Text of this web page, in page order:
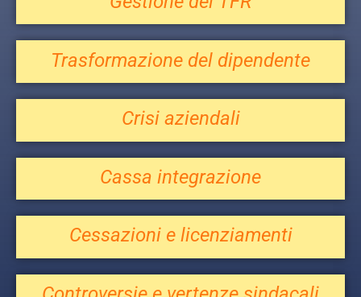
Trasformazione del dipendente
Crisi aziendali
Cassa integrazione
Cessazioni e licenziamenti